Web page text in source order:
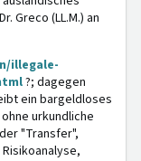
Greco (LL.M.) an
illegale-
?; dagegen
ein bargeldloses
urkundliche
"Transfer",